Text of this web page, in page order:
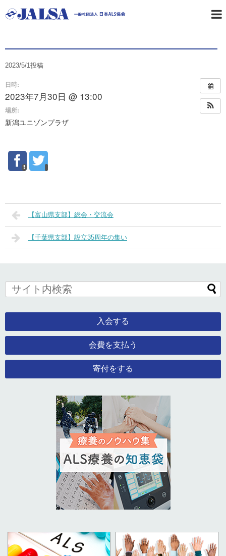
2023/5/1投稿
日時:
2023年7月30日 @ 13:00
場所:
新潟ユニゾンプラザ
【富山県支部】総会・交流会
【千葉県支部】設立35周年の集い
入会する
会費を支払う
寄付をする